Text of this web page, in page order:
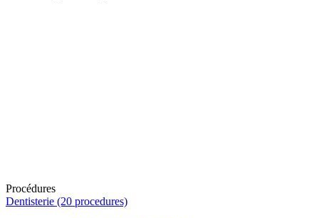
Procédures
Dentisterie (20 procedures)